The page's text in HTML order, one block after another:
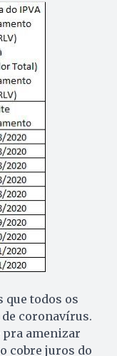
que todos os
coronavírus.
amenizar
cobre juros do